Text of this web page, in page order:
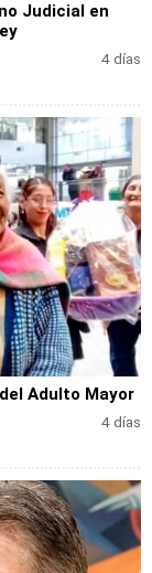
Judicial en
4 días
Adulto Mayor
4 días